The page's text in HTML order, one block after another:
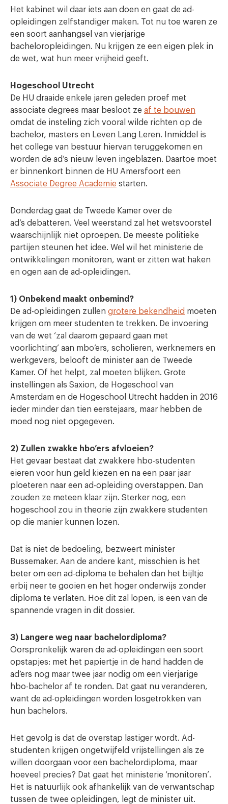
Het kabinet wil daar iets aan doen en gaat de ad-
opleidingen zelfstandiger maken. Tot nu toe waren ze
een soort aanhangsel van vierjarige
bacheloropleidingen. Nu krijgen ze een eigen plek in
de wet, wat hun meer vrijheid geeft.
Hogeschool Utrecht
De HU draaide enkele jaren geleden proef met
associate degrees maar besloot ze af te bouwen
omdat de insteling zich vooral wilde richten op de
bachelor, masters en Leven Lang Leren. Inmiddel is
het college van bestuur hiervan teruggekomen en
worden de ad’s nieuw leven ingeblazen. Daartoe moet
er binnenkort binnen de HU Amersfoort een
Associate Degree Academie starten.
Donderdag gaat de Tweede Kamer over de
ad’s debatteren. Veel weerstand zal het wetsvoorstel
waarschijnlijk niet oproepen. De meeste politieke
partijen steunen het idee. Wel wil het ministerie de
ontwikkelingen monitoren, want er zitten wat haken
en ogen aan de ad-opleidingen.
1) Onbekend maakt onbemind?
De ad-opleidingen zullen grotere bekendheid moeten
krijgen om meer studenten te trekken. De invoering
van de wet ‘zal daarom gepaard gaan met
voorlichting’ aan mbo’ers, scholieren, werknemers en
werkgevers, belooft de minister aan de Tweede
Kamer. Of het helpt, zal moeten blijken. Grote
instellingen als Saxion, de Hogeschool van
Amsterdam en de Hogeschool Utrecht hadden in 2016
ieder minder dan tien eerstejaars, maar hebben de
moed nog niet opgegeven.
2) Zullen zwakke hbo’ers afvloeien?
Het gevaar bestaat dat zwakkere hbo-studenten
eieren voor hun geld kiezen en na een paar jaar
ploeteren naar een ad-opleiding overstappen. Dan
zouden ze meteen klaar zijn. Sterker nog, een
hogeschool zou in theorie zijn zwakkere studenten
op die manier kunnen lozen.
Dat is niet de bedoeling, bezweert minister
Bussemaker. Aan de andere kant, misschien is het
beter om een ad-diploma te behalen dan het bijltje
erbij neer te gooien en het hoger onderwijs zonder
diploma te verlaten. Hoe dit zal lopen, is een van de
spannende vragen in dit dossier.
3) Langere weg naar bachelordiploma?
Oorspronkelijk waren de ad-opleidingen een soort
opstapjes: met het papiertje in de hand hadden de
ad’ers nog maar twee jaar nodig om een vierjarige
hbo-bachelor af te ronden. Dat gaat nu veranderen,
want de ad-opleidingen worden losgetrokken van
hun bachelors.
Het gevolg is dat de overstap lastiger wordt. Ad-
studenten krijgen ongetwijfeld vrijstellingen als ze
willen doorgaan voor een bachelordiploma, maar
hoeveel precies? Dat gaat het ministerie ‘monitoren’.
Het is natuurlijk ook afhankelijk van de verwantschap
tussen de twee opleidingen, legt de minister uit.